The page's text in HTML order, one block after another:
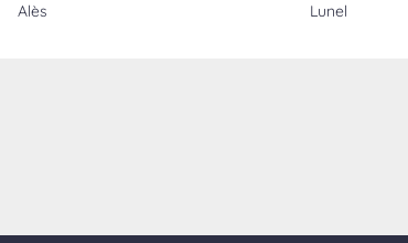
64.74 km
Alès Lunel